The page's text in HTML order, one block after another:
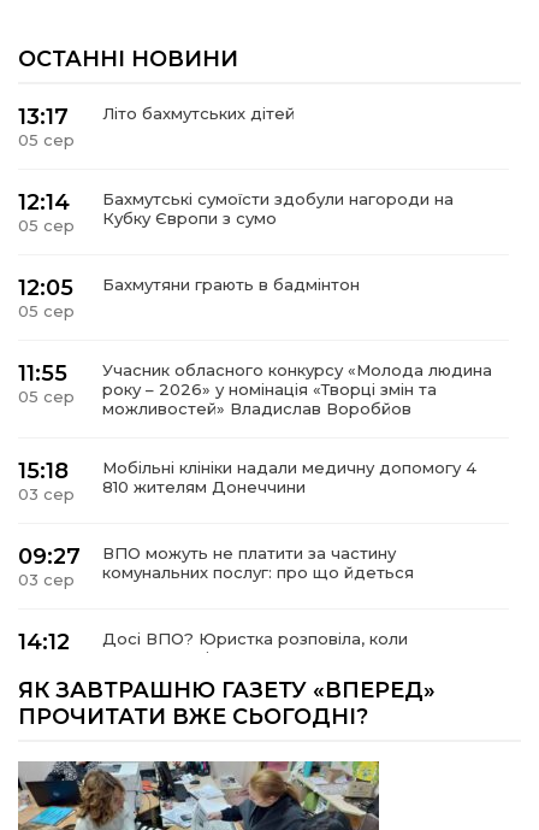
ОСТАННІ НОВИНИ
13:17
05 сер
Літо бахмутських дітей
12:14
05 сер
Бахмутські сумоїсти здобули нагороди на
Кубку Європи з сумо
12:05
05 сер
Бахмутяни грають в бадмінтон
11:55
05 сер
Учасник обласного конкурсу «Молода людина
року – 2026» у номінація «Творці змін та
можливостей» Владислав Воробйов
15:18
03 сер
Мобільні клініки надали медичну допомогу 4
810 жителям Донеччини
09:27
03 сер
ВПО можуть не платити за частину
комунальних послуг: про що йдеться
14:12
Досі ВПО? Юристка розповіла, коли
переселенці втрачають виплати та статус
01 сер
Аліна Кулик
ЯК ЗАВТРАШНЮ ГАЗЕТУ «ВПЕРЕД»
ПРОЧИТАТИ ВЖЕ СЬОГОДНІ?